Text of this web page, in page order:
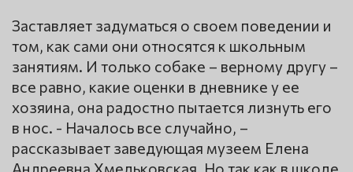
Заставляет задуматься о своем поведении и
том, как сами они относятся к школьным
занятиям. И только собаке – верному другу –
все равно, какие оценки в дневнике у ее
хозяина, она радостно пытается лизнуть его
в нос. - Началось все случайно, –
рассказывает заведующая музеем Елена
Андреевна Хмельковская. Но так как в школе